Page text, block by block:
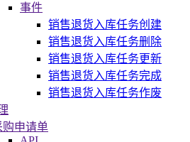
事件
销售退货入库任务创建
销售退货入库任务删除
销售退货入库任务更新
销售退货入库任务完成
销售退货入库任务作废
购申请单